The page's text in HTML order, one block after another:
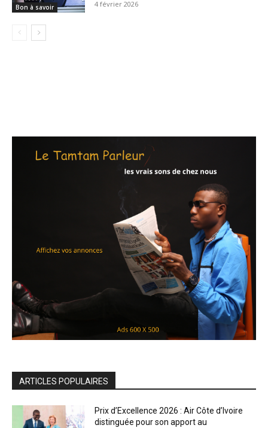
Bon à savoir 4 février 2026
ARTICLES POPULAIRES
Prix d’Excellence 2026 : Air Côte d’Ivoire
distinguée pour son apport au